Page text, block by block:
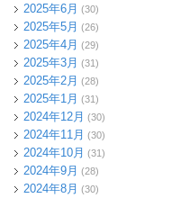
2025年6月 (30)
2025年5月 (26)
2025年4月 (29)
2025年3月 (31)
2025年2月 (28)
2025年1月 (31)
2024年12月 (30)
2024年11月 (30)
2024年10月 (31)
2024年9月 (28)
2024年8月 (30)